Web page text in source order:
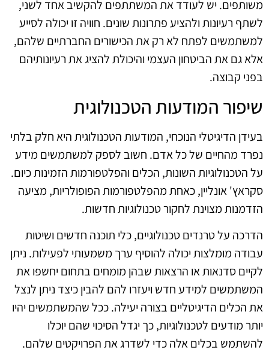
משותפים. יש לעודד את המשתתפים להקשיב אחד לשני,
לשתף רעיונות ולהציע פתרונות שונים. חוויה זו יכולה לסייע
למשתמשים לפתח לא רק את הכישורים החברתיים שלהם,
אלא גם את הביטחון העצמי והיכולת להציג את רעיונותיהם
בפני קבוצה.
שיפור המודעות הטכנולוגית
בעידן הדיגיטלי הנוכחי, המודעות הטכנולוגית היא חלק בלתי
נפרד מהחיים של כל אדם. חשוב לספק למשתמשים מידע
על הטכנולוגיות השונות, הכלים והפלטפורמות הזמינות כיום.
סקראץ' אונליין, כאחת מהפלטפורמות הפופולריות, מציעה
הזדמנות מצוינת לחקור טכנולוגיות חדשות.
הדרכה על טרנדים טכנולוגיים, כלי תוכנה חדשים ושיטות
עבודה מומלצות יכולה להוסיף ערך משמעותי לפעילות. ניתן
לקיים סדנאות או הרצאות שבהן מומחים בתחום יחשפו את
המשתמשים למידע חדש ויעזרו להם להבין כיצד ניתן לנצל
את הכלים הדיגיטליים בצורה יעילה. ככל שהמשתמשים יהיו
יותר מודעים לטכנולוגיות, כך יגדל הסיכוי שהם יוכלו
להשתמש בכלים אלה כדי לשדרג את הפרויקטים שלהם.